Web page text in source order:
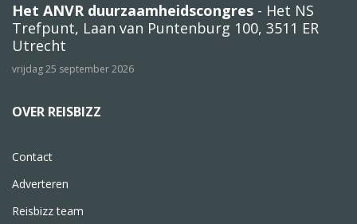
Het ANVR duurzaamheidscongres - Het NS
Trefpunt, Laan van Puntenburg 100, 3511 ER
Utrecht
vrijdag 25 september 2026
OVER REISBIZZ
Contact
Adverteren
Reisbizz team